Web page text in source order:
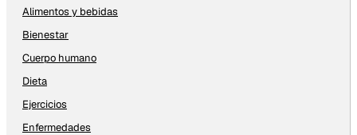
Alimentos y bebidas
Bienestar
Cuerpo humano
Dieta
Ejercicios
Enfermedades